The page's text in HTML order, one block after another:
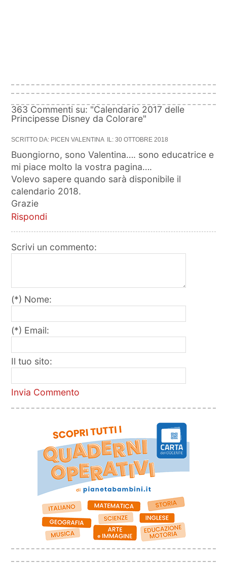
363 Commenti su: "Calendario 2017 delle
Principesse Disney da Colorare"
SCRITTO DA: PICEN VALENTINA IL: 30 OTTOBRE 2018
Buongiorno, sono Valentina…. sono educatrice e
mi piace molto la vostra pagina….
Volevo sapere quando sarà disponibile il
calendario 2018.
Grazie
Rispondi
Scrivi un commento:
(*) Nome:
(*) Email:
Il tuo sito:
Invia Commento